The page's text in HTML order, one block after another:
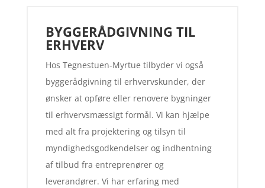
BYGGERÅDGIVNING TIL
ERHVERV
Hos Tegnestuen-Myrtue tilbyder vi også
byggerådgivning til erhvervskunder, der
ønsker at opføre eller renovere bygninger
til erhvervsmæssigt formål. Vi kan hjælpe
med alt fra projektering og tilsyn til
myndighedsgodkendelser og indhentning
af tilbud fra entreprenører og
leverandører. Vi har erfaring med